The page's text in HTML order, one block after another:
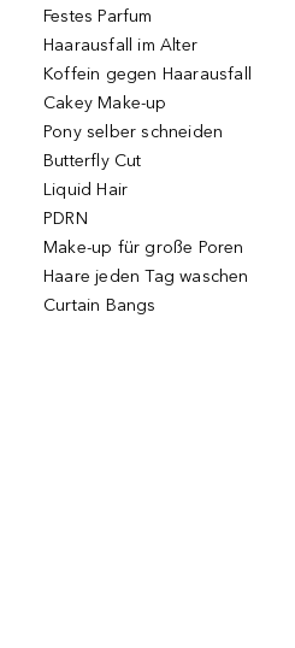
Festes Parfum
Haarausfall im Alter
Koffein gegen Haarausfall
Cakey Make-up
Pony selber schneiden
Butterfly Cut
Liquid Hair
PDRN
Make-up für große Poren
Haare jeden Tag waschen
Curtain Bangs